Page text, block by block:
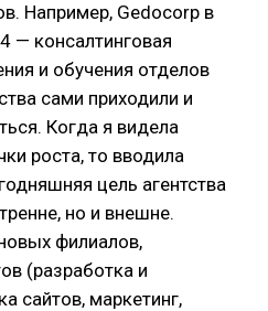
Например, Gedocorp в
— консалтинговая
и обучения отделов
сами приходили и
Когда я видела
роста, то вводила
цель агентства
но и внешне.
филиалов,
(разработка и
сайтов, маркетинг,